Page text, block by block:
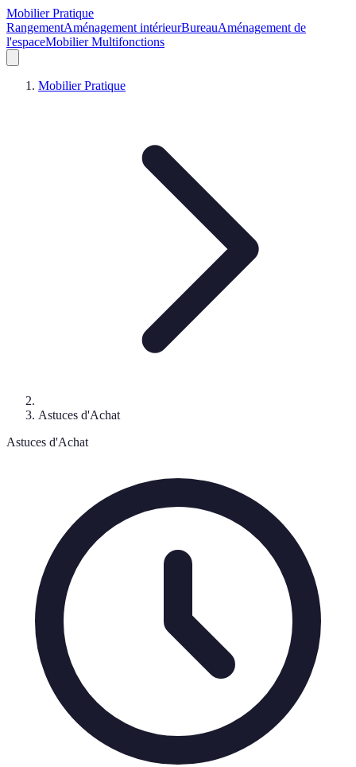
Mobilier Pratique
RangementAménagement intérieurBureauAménagement de
l'espaceMobilier Multifonctions
Mobilier Pratique
Astuces d'Achat
Astuces d'Achat